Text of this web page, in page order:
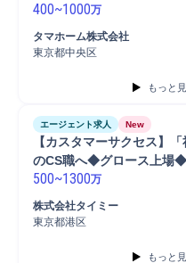
400~1000万
タマホーム株式会社
東京都中央区
もっと
エージェント求人 New
【カスタマーサクセス】
500~1300万
株式会社タイミー
東京都港区
もっと